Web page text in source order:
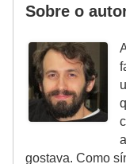
Sobre o
gostava. Como